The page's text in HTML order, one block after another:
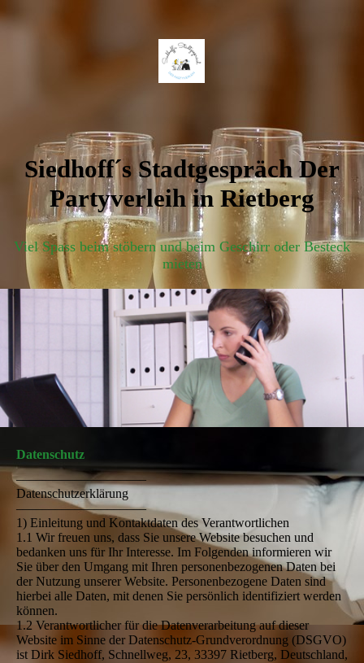
Siedhoff´s Stadtgespräch Der
Partyverleih in Rietberg
Viel Spass beim stöbern und beim Geschirr oder Besteck
mieten
Datenschutz
––––––––––––––––––––
Datenschutzerklärung
––––––––––––––––––––
1) Einleitung und Kontaktdaten des Verantwortlichen
1.1 Wir freuen uns, dass Sie unsere Website besuchen und
bedanken uns für Ihr Interesse. Im Folgenden informieren wir
Sie über den Umgang mit Ihren personenbezogenen Daten bei
der Nutzung unserer Website. Personenbezogene Daten sind
hierbei alle Daten, mit denen Sie persönlich identifiziert werden
können.
1.2 Verantwortlicher für die Datenverarbeitung auf dieser
Website im Sinne der Datenschutz-Grundverordnung (DSGVO)
ist Dirk Siedhoff, Schnellweg, 23, 33397 Rietberg, Deutschland,